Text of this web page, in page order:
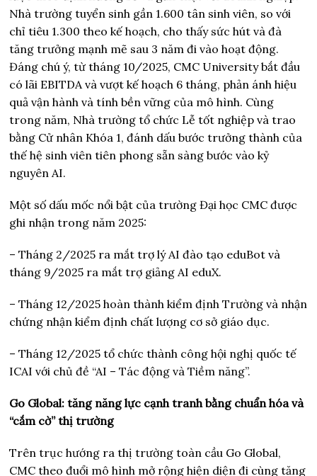
Nhà trường tuyển sinh gần 1.600 tân sinh viên, so với
chỉ tiêu 1.300 theo kế hoạch, cho thấy sức hút và đà
tăng trưởng mạnh mẽ sau 3 năm đi vào hoạt động.
Đáng chú ý, từ tháng 10/2025, CMC University bắt đầu
có lãi EBITDA và vượt kế hoạch 6 tháng, phản ánh hiệu
quả vận hành và tính bền vững của mô hình. Cùng
trong năm, Nhà trường tổ chức Lễ tốt nghiệp và trao
bằng Cử nhân Khóa 1, đánh dấu bước trưởng thành của
thế hệ sinh viên tiên phong sẵn sàng bước vào kỷ
nguyên AI.
Một số dấu mốc nổi bật của trường Đại học CMC được
ghi nhận trong năm 2025:
– Tháng 2/2025 ra mắt trợ lý AI đào tạo eduBot và
tháng 9/2025 ra mắt trợ giảng AI eduX.
– Tháng 12/2025 hoàn thành kiểm định Trường và nhận
chứng nhận kiểm định chất lượng cơ sở giáo dục.
– Tháng 12/2025 tổ chức thành công hội nghị quốc tế
ICAI với chủ đề “AI – Tác động và Tiềm năng”.
Go Global: tăng năng lực cạnh tranh bằng chuẩn hóa và
“cắm cờ” thị trường
Trên trục hướng ra thị trường toàn cầu Go Global,
CMC theo đuổi mô hình mở rộng hiện diện đi cùng tăng